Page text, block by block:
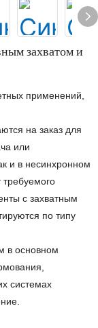
захватом и
применений,
на заказ для
или
и в несинхронном
с захватным
по типу
в основном
системах